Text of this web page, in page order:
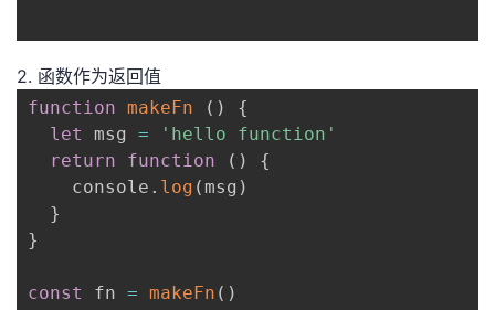
2. 函数作为返回值
function makeFn ( )
{
let
msg =
'hello function'
return
function ( )
{
    console
. log ( msg )
}
}
const fn = makeFn ( )